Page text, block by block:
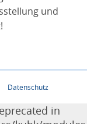
und
Datenschutz
in